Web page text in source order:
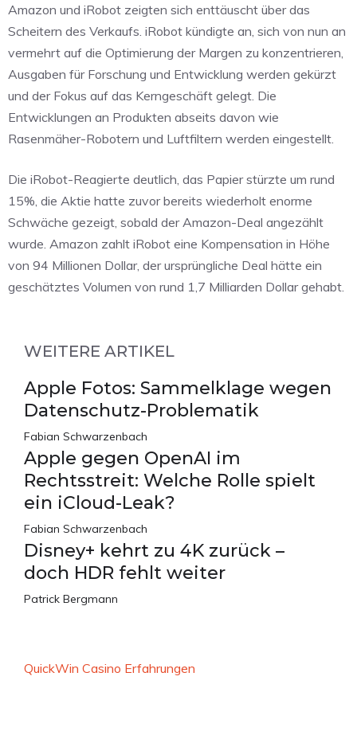
Amazon und iRobot zeigten sich enttäuscht über das
Scheitern des Verkaufs. iRobot kündigte an, sich von nun an
vermehrt auf die Optimierung der Margen zu konzentrieren,
Ausgaben für Forschung und Entwicklung werden gekürzt
und der Fokus auf das Kerngeschäft gelegt. Die
Entwicklungen an Produkten abseits davon wie
Rasenmäher-Robotern und Luftfiltern werden eingestellt.
Die iRobot-Reagierte deutlich, das Papier stürzte um rund
15%, die Aktie hatte zuvor bereits wiederholt enorme
Schwäche gezeigt, sobald der Amazon-Deal angezählt
wurde. Amazon zahlt iRobot eine Kompensation in Höhe
von 94 Millionen Dollar, der ursprüngliche Deal hätte ein
geschätztes Volumen von rund 1,7 Milliarden Dollar gehabt.
WEITERE ARTIKEL
Apple Fotos: Sammelklage wegen
Datenschutz-Problematik
Fabian Schwarzenbach
Apple gegen OpenAI im
Rechtsstreit: Welche Rolle spielt
ein iCloud-Leak?
Fabian Schwarzenbach
Disney+ kehrt zu 4K zurück –
doch HDR fehlt weiter
Patrick Bergmann
QuickWin Casino Erfahrungen